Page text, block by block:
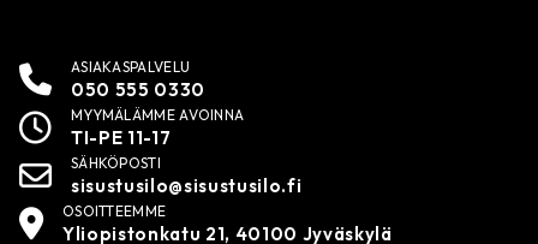
ASIAKASPALVELU
050 555 0330
MYYMÄLÄMME AVOINNA
TI-PE 11-17
SÄHKÖPOSTI
sisustusilo@sisustusilo.fi
OSOITTEEMME
Yliopistonkatu 21, 40100 Jyväskylä